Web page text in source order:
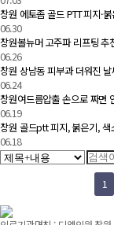
창원 에토좀 골드 PTT 피지·
06.30
창원볼뉴머 고주파 리프팅 추
06.26
창원 상남동 피부과 더워진
06.24
창원여드름압출 손으로 짜면
06.19
창원 골드ptt 피지, 붉은기,
06.18
1